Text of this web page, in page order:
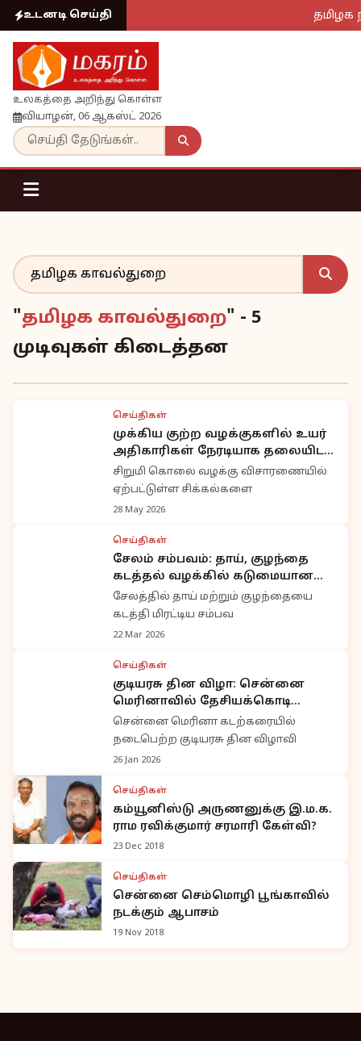
உடனடி செய்தி தமிழக
உலகத்தை அறிந்து கொள்ள
வியாழன், 06 ஆகஸ்ட் 2026
"தமிழக காவல்துறை" - 5
முடிவுகள் கிடைத்தன
செய்திகள்
முக்கிய குற்ற வழக்குகளில் உயர்
அதிகாரிகள் நேரடியாக தலையிட
வேண்டும்: முன்னாள் ஐ.ஜி.
வலியுறுத்தல்
சிறுமி கொலை வழக்கு விசாரணையில்
ஏற்பட்டுள்ள சிக்கல்களை
28 May 2026
செய்திகள்
சேலம் சம்பவம்: தாய், குழந்தை
கடத்தல் வழக்கில் கடுமையான
நடவடிக்கை கோரி அண்ணாமலை
வலியுறுத்தல்
சேலத்தில் தாய் மற்றும் குழந்தையை
கடத்தி மிரட்டிய சம்பவ
22 Mar 2026
செய்திகள்
குடியரசு தின விழா: சென்னை
மெரினாவில் தேசியக்கொடி
ஏற்றினார் கவர்னர் ரவி
சென்னை மெரினா கடற்கரையில்
நடைபெற்ற குடியரசு தின விழாவி
26 Jan 2026
செய்திகள்
கம்யூனிஸ்டு அருணனுக்கு இ.ம.க.
ராம ரவிக்குமார் சரமாரி கேள்வி?
23 Dec 2018
செய்திகள்
சென்னை செம்மொழி பூங்காவில்
நடக்கும் ஆபாசம்
19 Nov 2018